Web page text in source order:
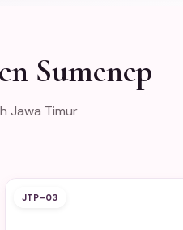
Sumenep
Jawa Timur
JTP-03